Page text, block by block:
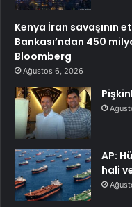
Kenya İran savaşının
Bankası’ndan 450
Bloomberg
Ağustos 6, 2026
AP:
hali